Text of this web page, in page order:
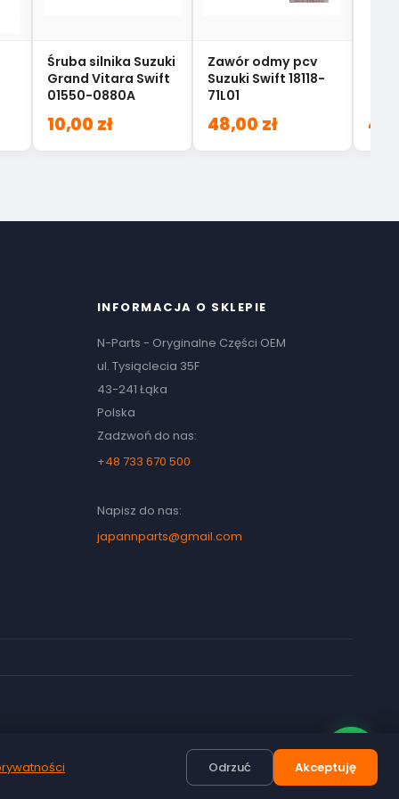
Śruba silnika Suzuki
Grand Vitara Swift
01550-0880A
10,00 zł
Zawór odmy pcv
Suzuki Swift 18118-
71L01
48,00 zł
INFORMACJA O SKLEPIE
N-Parts - Oryginalne Części OEM
ul. Tysiąclecia 35F
43-241 Łąka
Polska
Zadzwoń do nas:
+48 733 670 500
Napisz do nas:
japannparts@gmail.com
Odrzuć Akceptuję